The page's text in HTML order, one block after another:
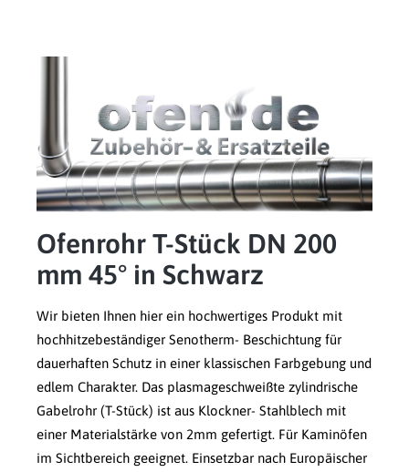
Ofenrohr T-Stück DN 200
mm 45° in Schwarz
Wir bieten Ihnen hier ein hochwertiges Produkt mit
hochhitzebeständiger Senotherm- Beschichtung für
dauerhaften Schutz in einer klassischen Farbgebung und
edlem Charakter. Das plasmageschweißte zylindrische
Gabelrohr (T-Stück) ist aus Klockner- Stahlblech mit
einer Materialstärke von 2mm gefertigt. Für Kaminöfen
im Sichtbereich geeignet. Einsetzbar nach Europäischer